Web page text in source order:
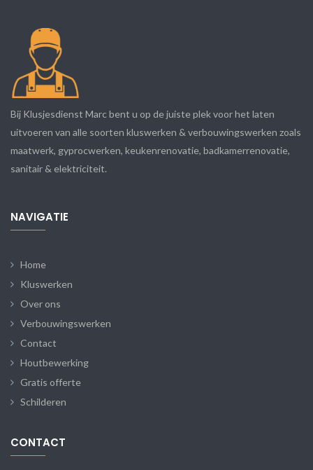
Bij Klusjesdienst Marc bent u op de juiste plek voor het laten
uitvoeren van alle soorten kluswerken & verbouwingswerken zoals
maatwerk, gyprocwerken, keukenrenovatie, badkamerrenovatie,
sanitair & elektriciteit.
NAVIGATIE
Home
Kluswerken
Over ons
Verbouwingswerken
Contact
Houtbewerking
Gratis offerte
Schilderen
CONTACT